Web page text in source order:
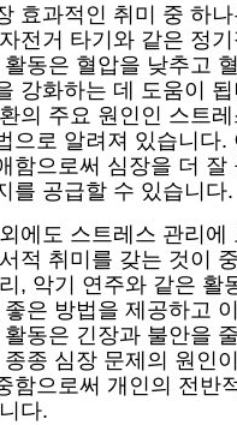
효과적인 취미 중 하
전거 타기와 같은 정
동은 혈압을 낮추고
강화하는 데 도움이
의 주요 원인인 스트
으로 알려져 있습니다.
함으로써 심장을 더 잘
를 공급할 수 있습니다.
에도 스트레스 관리에
적 취미를 갖는 것이
, 악기 연주와 같은 활
은 방법을 제공하고
동은 긴장과 불안을
종 심장 문제의 원인
함으로써 개인의 전반
다.